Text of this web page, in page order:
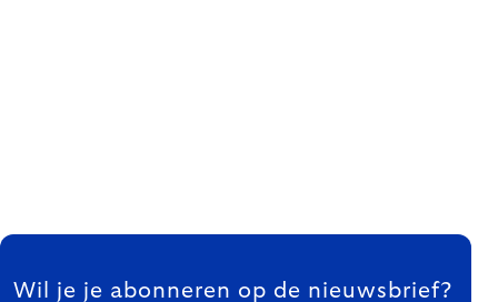
FOOTER
Wil je je abonneren op de nieuwsbrief?